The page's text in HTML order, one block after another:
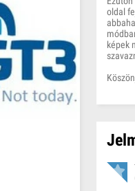
oldal
képek